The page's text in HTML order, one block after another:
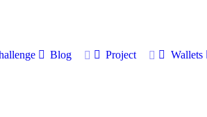
Blog Project Wallets